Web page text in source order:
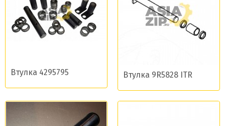
Втулка 4295795 Втулка 9R5828 ITR